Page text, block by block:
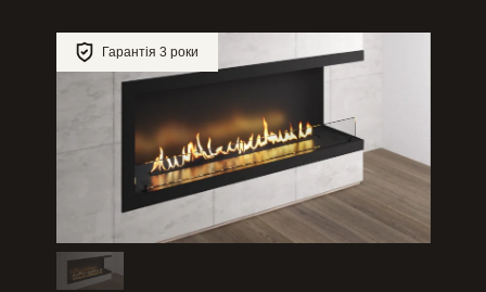
Гарантія 3 роки